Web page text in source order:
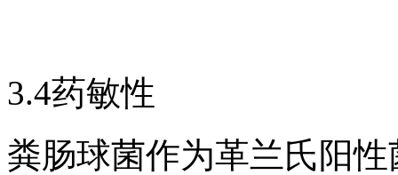
3.4药敏性
粪肠球菌作为革兰氏阳